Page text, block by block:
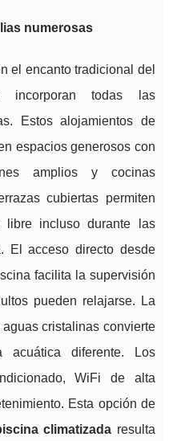
numerosas
el encanto tradicional del
incorporan todas las
Estos alojamientos de
espacios generosos con
amplios y cocinas
cubiertas permiten
incluso durante las
El acceso directo desde
facilita la supervisión
pueden relajarse. La
cristalinas convierte
diferente. Los
WiFi de alta
Esta opción de
climatizada resulta